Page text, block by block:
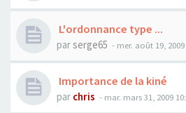
L'ordonnance type ...
parserge65 - mer. août 19,
Importance de la kiné
par chris - mar. mars 31, 2009